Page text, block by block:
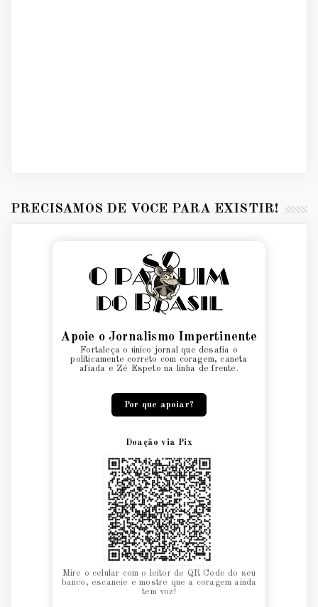
PRECISAMOS DE VOCÊ PARA EXISTIR!
Apoie o Jornalismo Impertinente
Fortaleça o único jornal que desafia o
politicamente correto com coragem, caneta
afiada e Zé Espeto na linha de frente.
Por que apoiar?
Doação via Pix
Mire o celular com o leitor de QR Code do seu
banco, escaneie e mostre que a coragem ainda
tem voz!